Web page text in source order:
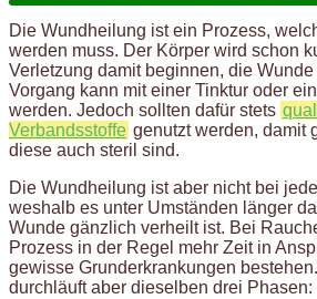
Die Wundheilung ist ein Prozess,
werden muss. Der Körper wird schon
Verletzung damit beginnen, die
Vorgang kann mit einer Tinktur oder
werden. Jedoch sollten dafür stets
Verbandsstoffe genutzt werden, damit
diese auch steril sind.
Die Wundheilung ist aber nicht bei
weshalb es unter Umständen länger
Wunde gänzlich verheilt ist. Bei
Prozess in der Regel mehr Zeit in
gewisse Grunderkrankungen
durchläuft aber dieselben drei Phasen: